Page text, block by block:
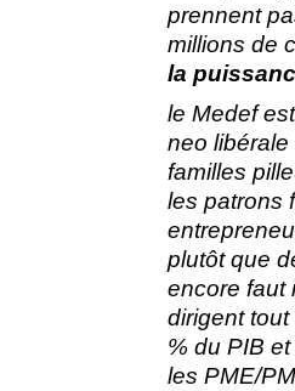
prennent
millions de
la
le Medef
neo
familles
les patrons
plutôt que
encore faut
dirigent
% du PIB
les PME/